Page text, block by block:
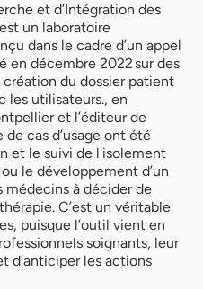
et d’Intégration des
un laboratoire
dans le cadre d’un appel
en décembre 2022 sur des
du dossier patient
les utilisateurs., en
et l’éditeur de
cas d’usage ont été
et le suivi de l'isolement
le développement d’un
médecins à décider de
C’est un véritable
puisque l’outil vient en
soignants, leur
d’anticiper les actions